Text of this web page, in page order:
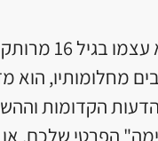
, מצא
מחלומותיו,
הקדומות
הפרטי שלכם. או